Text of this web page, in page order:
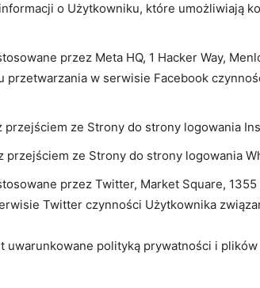
o Użytkowniku, które umożliwiają
przez Meta HQ, 1 Hacker Way,
przetwarzania w serwisie Facebook
ze Strony do strony logowania
przejściem ze Strony do strony logowania
przez Twitter, Market Square,
Twitter czynności Użytkownika
polityką prywatności i